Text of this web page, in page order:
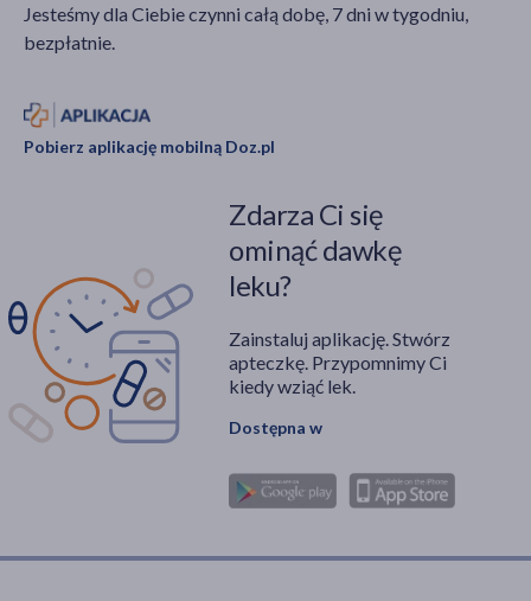
Jesteśmy dla Ciebie czynni całą dobę, 7 dni w tygodniu,
bezpłatnie.
Pobierz aplikację mobilną Doz.pl
Zdarza Ci się
ominąć dawkę
leku?
Zainstaluj aplikację. Stwórz
apteczkę. Przypomnimy Ci
kiedy wziąć lek.
Dostępna w